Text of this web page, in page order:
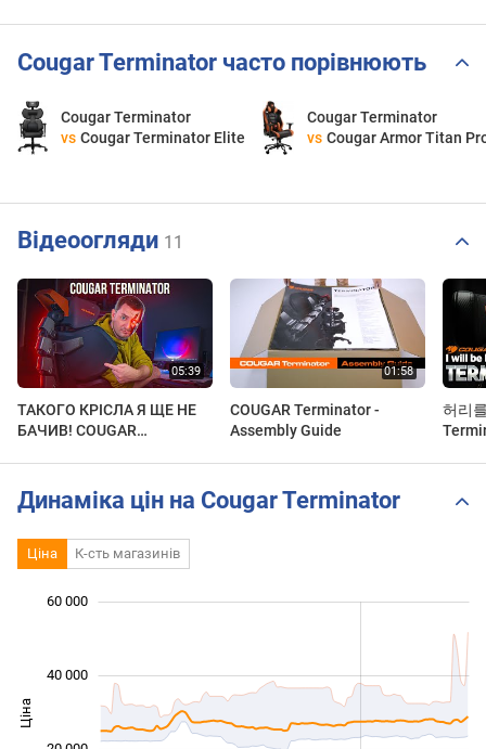
Cougar Terminator часто порівнюють
Cougar Terminator
vs Cougar Terminator Elite
Cougar Terminator
vs Cougar Armor Titan
Відеоогляди 11
ТАКОГО КРІСЛА Я ЩЕ НЕ
БАЧИВ! COUGAR
COUGAR Terminator -
Assembly Guide
허리
Динаміка цін на Cougar Terminator
Ціна К-сть магазинів
Ціна
40 000
60 000